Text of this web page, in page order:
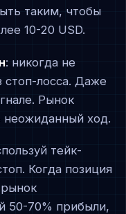
таким, чтобы
10-20 USD.
: никогда не
стоп-лосса. Даже
Рынок
неожиданный ход.
тейк-
Когда позиция
50-70% прибыли,